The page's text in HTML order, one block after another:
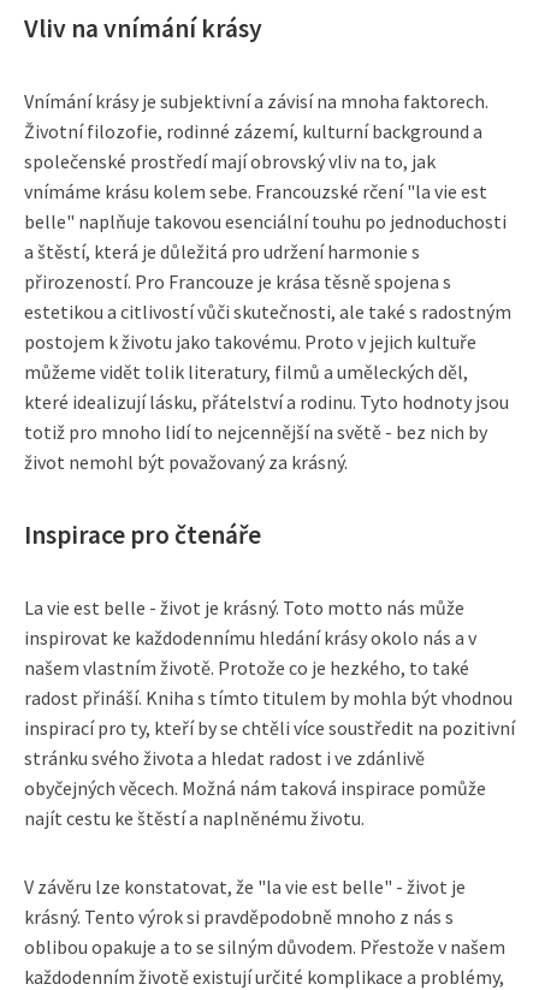
Vliv na vnímání krásy
Vnímání krásy je subjektivní a závisí na mnoha faktorech.
Životní filozofie, rodinné zázemí, kulturní background a
společenské prostředí mají obrovský vliv na to, jak
vnímáme krásu kolem sebe. Francouzské rčení "la vie est
belle" naplňuje takovou esenciální touhu po jednoduchosti
a štěstí, která je důležitá pro udržení harmonie s
přirozeností. Pro Francouze je krása těsně spojena s
estetikou a citlivostí vůči skutečnosti, ale také s radostným
postojem k životu jako takovému. Proto v jejich kultuře
můžeme vidět tolik literatury, filmů a uměleckých děl,
které idealizují lásku, přátelství a rodinu. Tyto hodnoty jsou
totiž pro mnoho lidí to nejcennější na světě - bez nich by
život nemohl být považovaný za krásný.
Inspirace pro čtenáře
La vie est belle - život je krásný. Toto motto nás může
inspirovat ke každodennímu hledání krásy okolo nás a v
našem vlastním životě. Protože co je hezkého, to také
radost přináší. Kniha s tímto titulem by mohla být vhodnou
inspirací pro ty, kteří by se chtěli více soustředit na pozitivní
stránku svého života a hledat radost i ve zdánlivě
obyčejných věcech. Možná nám taková inspirace pomůže
najít cestu ke štěstí a naplněnému životu.
V závěru lze konstatovat, že "la vie est belle" - život je
krásný. Tento výrok si pravděpodobně mnoho z nás s
oblibou opakuje a to se silným důvodem. Přestože v našem
každodenním životě existují určité komplikace a problémy,